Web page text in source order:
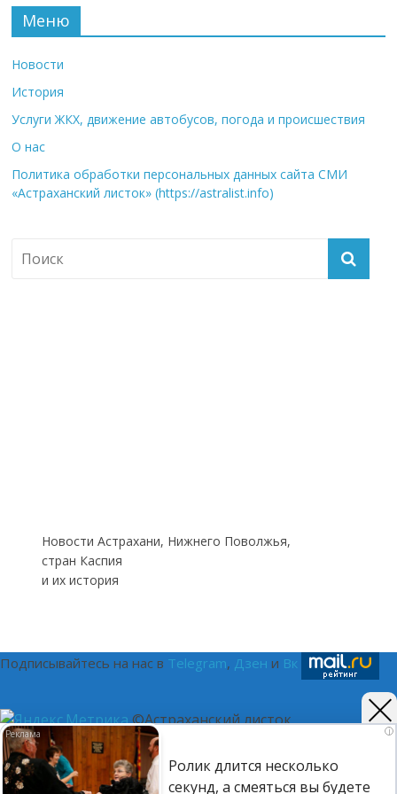
Меню
Новости
История
Услуги ЖКХ, движение автобусов, погода и происшествия
О нас
Политика обработки персональных данных сайта СМИ
«Астраханский листок» (https://astralist.info)
Новости Астрахани, Нижнего Поволжья,
стран Каспия
и их история
i
Ролик длится несколько
секунд, а смеяться вы будете
Подписывайтесь на нас в Telegram, Дзен и Вк
©Астраханский листок.
(16+) Реестровая запись Роскомнадзора ЭЛ № ФС 77 - 75401
от 12.04.2019. Главный редактор Путилина Ирина